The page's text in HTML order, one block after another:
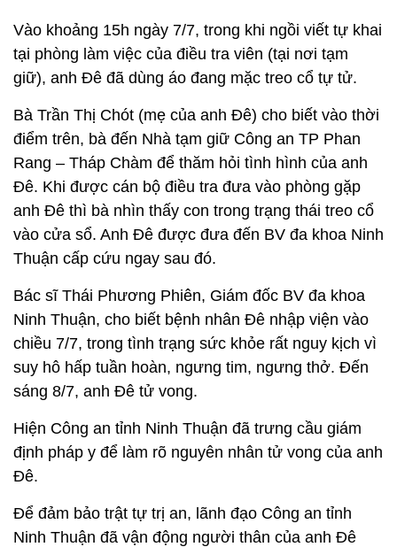
Vào khoảng 15h ngày 7/7, trong khi ngồi viết tự khai
tại phòng làm việc của điều tra viên (tại nơi tạm
giữ), anh Đê đã dùng áo đang mặc treo cổ tự tử.
Bà Trần Thị Chót (mẹ của anh Đê) cho biết vào thời
điểm trên, bà đến Nhà tạm giữ Công an TP Phan
Rang – Tháp Chàm để thăm hỏi tình hình của anh
Đê. Khi được cán bộ điều tra đưa vào phòng gặp
anh Đê thì bà nhìn thấy con trong trạng thái treo cổ
vào cửa sổ. Anh Đê được đưa đến BV đa khoa Ninh
Thuận cấp cứu ngay sau đó.
Bác sĩ Thái Phương Phiên, Giám đốc BV đa khoa
Ninh Thuận, cho biết bệnh nhân Đê nhập viện vào
chiều 7/7, trong tình trạng sức khỏe rất nguy kịch vì
suy hô hấp tuần hoàn, ngưng tim, ngưng thở. Đến
sáng 8/7, anh Đê tử vong.
Hiện Công an tỉnh Ninh Thuận đã trưng cầu giám
định pháp y để làm rõ nguyên nhân tử vong của anh
Đê.
Để đảm bảo trật tự trị an, lãnh đạo Công an tỉnh
Ninh Thuận đã vận động người thân của anh Đê